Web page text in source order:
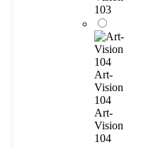
103
Art-
Vision
104
Art-
Vision
104